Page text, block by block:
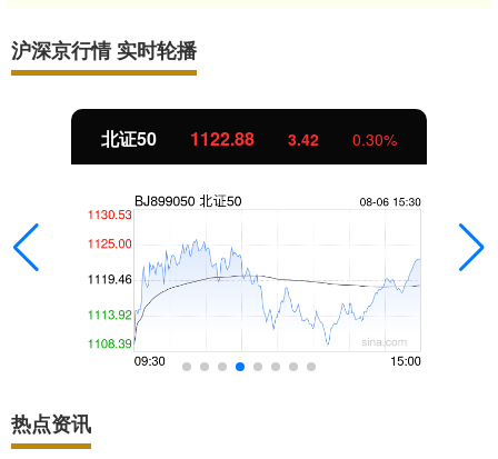
沪深京行情 实时轮播
北证50 1122.88 3.42 0.30%
热点资讯